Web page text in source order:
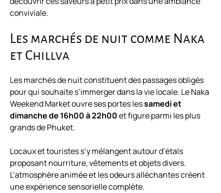
conviviale.
Les marchés de nuit comme Naka
et Chillva
Les marchés de nuit constituent des passages obligés
pour qui souhaite s’immerger dans la vie locale. Le Naka
Weekend Market ouvre ses portes lessamedi et
dimanche de 16h00 à 22h00et figure parmi les plus
grands de Phuket.
Locaux et touristes s’y mélangent autour d’étals
proposant nourriture, vêtements et objets divers.
L’atmosphère animée et les odeurs alléchantes créent
une expérience sensorielle complète.